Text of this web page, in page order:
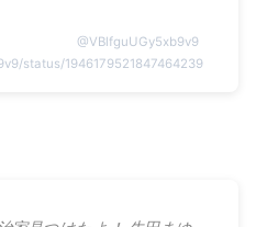
@VBlfguUGy5xb9v9
status/1946179521847464239